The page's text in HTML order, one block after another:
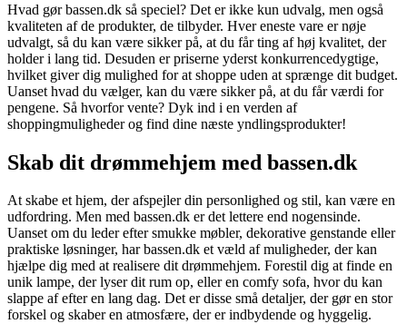
Hvad gør bassen.dk så speciel? Det er ikke kun udvalg, men også
kvaliteten af de produkter, de tilbyder. Hver eneste vare er nøje
udvalgt, så du kan være sikker på, at du får ting af høj kvalitet, der
holder i lang tid. Desuden er priserne yderst konkurrencedygtige,
hvilket giver dig mulighed for at shoppe uden at sprænge dit budget.
Uanset hvad du vælger, kan du være sikker på, at du får værdi for
pengene. Så hvorfor vente? Dyk ind i en verden af
shoppingmuligheder og find dine næste yndlingsprodukter!
Skab dit drømmehjem med bassen.dk
At skabe et hjem, der afspejler din personlighed og stil, kan være en
udfordring. Men med bassen.dk er det lettere end nogensinde.
Uanset om du leder efter smukke møbler, dekorative genstande eller
praktiske løsninger, har bassen.dk et væld af muligheder, der kan
hjælpe dig med at realisere dit drømmehjem. Forestil dig at finde en
unik lampe, der lyser dit rum op, eller en comfy sofa, hvor du kan
slappe af efter en lang dag. Det er disse små detaljer, der gør en stor
forskel og skaber en atmosfære, der er indbydende og hyggelig.